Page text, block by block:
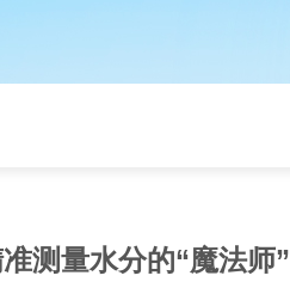
测量水分的“魔法师”